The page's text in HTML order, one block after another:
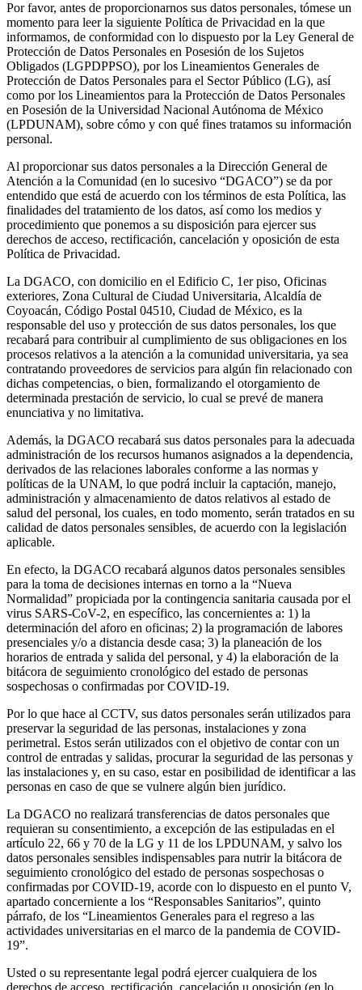
Por favor, antes de proporcionarnos sus datos personales, tómese un
momento para leer la siguiente Política de Privacidad en la que
informamos, de conformidad con lo dispuesto por la Ley General de
Protección de Datos Personales en Posesión de los Sujetos
Obligados (LGPDPPSO), por los Lineamientos Generales de
Protección de Datos Personales para el Sector Público (LG), así
como por los Lineamientos para la Protección de Datos Personales
en Posesión de la Universidad Nacional Autónoma de México
(LPDUNAM), sobre cómo y con qué fines tratamos su información
personal.
Al proporcionar sus datos personales a la Dirección General de
Atención a la Comunidad (en lo sucesivo “DGACO”) se da por
entendido que está de acuerdo con los términos de esta Política, las
finalidades del tratamiento de los datos, así como los medios y
procedimiento que ponemos a su disposición para ejercer sus
derechos de acceso, rectificación, cancelación y oposición de esta
Política de Privacidad.
La DGACO, con domicilio en el Edificio C, 1er piso, Oficinas
exteriores, Zona Cultural de Ciudad Universitaria, Alcaldía de
Coyoacán, Código Postal 04510, Ciudad de México, es la
responsable del uso y protección de sus datos personales, los que
recabará para contribuir al cumplimiento de sus obligaciones en los
procesos relativos a la atención a la comunidad universitaria, ya sea
contratando proveedores de servicios para algún fin relacionado con
dichas competencias, o bien, formalizando el otorgamiento de
determinada prestación de servicio, lo cual se prevé de manera
enunciativa y no limitativa.
Además, la DGACO recabará sus datos personales para la adecuada
administración de los recursos humanos asignados a la dependencia,
derivados de las relaciones laborales conforme a las normas y
políticas de la UNAM, lo que podrá incluir la captación, manejo,
administración y almacenamiento de datos relativos al estado de
salud del personal, los cuales, en todo momento, serán tratados en su
calidad de datos personales sensibles, de acuerdo con la legislación
aplicable.
En efecto, la DGACO recabará algunos datos personales sensibles
para la toma de decisiones internas en torno a la “Nueva
Normalidad” propiciada por la contingencia sanitaria causada por el
virus SARS-CoV-2, en específico, las concernientes a: 1) la
determinación del aforo en oficinas; 2) la programación de labores
presenciales y/o a distancia desde casa; 3) la planeación de los
horarios de entrada y salida del personal, y 4) la elaboración de la
bitácora de seguimiento cronológico del estado de personas
sospechosas o confirmadas por COVID-19.
Por lo que hace al CCTV, sus datos personales serán utilizados para
preservar la seguridad de las personas, instalaciones y zona
perimetral. Estos serán utilizados con el objetivo de contar con un
control de entradas y salidas, procurar la seguridad de las personas y
las instalaciones y, en su caso, estar en posibilidad de identificar a las
personas en caso de que se vulnere algún bien jurídico.
La DGACO no realizará transferencias de datos personales que
requieran su consentimiento, a excepción de las estipuladas en el
artículo 22, 66 y 70 de la LG y 11 de los LPDUNAM, y salvo los
datos personales sensibles indispensables para nutrir la bitácora de
seguimiento cronológico del estado de personas sospechosas o
confirmadas por COVID-19, acorde con lo dispuesto en el punto V,
apartado concerniente a los “Responsables Sanitarios”, quinto
párrafo, de los “Lineamientos Generales para el regreso a las
actividades universitarias en el marco de la pandemia de COVID-
19”.
Usted o su representante legal podrá ejercer cualquiera de los